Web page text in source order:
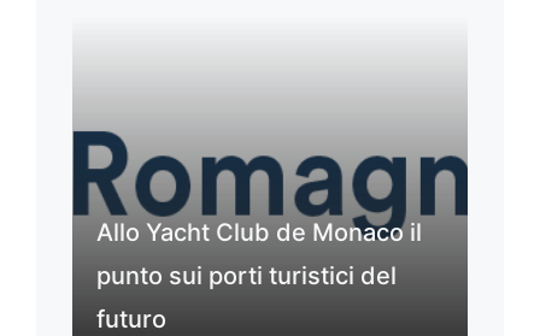
Allo Yacht Club de Monaco il
punto sui porti turistici del
futuro